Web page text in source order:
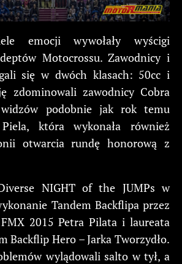
emocji wywołały wyścigi
Motocrossu. Zawodnicy i
się w dwóch klasach: 50cc i
zdominowali zawodnicy Cobra
podobnie jak rok temu
która wykonała również
otwarcia rundę honorową z
NIGHT of the JUMPs w
Tandem Backflipa przez
2015 Petra Pilata i laureata
Backflip Hero – Jarka Tworzydło.
wylądowali salto w tył, a